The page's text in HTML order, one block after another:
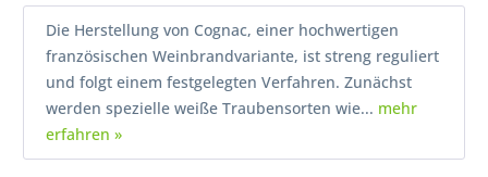
Die Herstellung von Cognac, einer hochwertigen
französischen Weinbrandvariante, ist streng reguliert
und folgt einem festgelegten Verfahren. Zunächst
werden spezielle weiße Traubensorten wie... mehr
erfahren »